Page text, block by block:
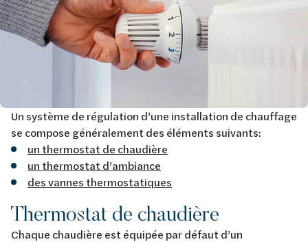
Un système de régulation d’une installation de chauffage
se compose généralement des éléments suivants:
un thermostat de chaudière
un thermostat d’ambiance
des vannes thermostatiques
Thermostat de chaudière
Chaque chaudière est équipée par défaut d’un